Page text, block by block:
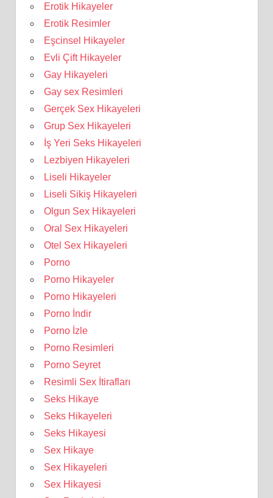
Erotik Hikayeler
Erotik Resimler
Eşcinsel Hikayeler
Evli Çift Hikayeler
Gay Hikayeleri
Gay sex Resimleri
Gerçek Sex Hikayeleri
Grup Sex Hikayeleri
İş Yeri Seks Hikayeleri
Lezbiyen Hikayeleri
Liseli Hikayeler
Liseli Sikiş Hikayeleri
Olgun Sex Hikayeleri
Oral Sex Hikayeleri
Otel Sex Hikayeleri
Porno
Porno Hikayeler
Porno Hikayeleri
Porno İndir
Porno İzle
Porno Resimleri
Porno Seyret
Resimli Sex İtirafları
Seks Hikaye
Seks Hikayeleri
Seks Hikayesi
Sex Hikaye
Sex Hikayeleri
Sex Hikayesi